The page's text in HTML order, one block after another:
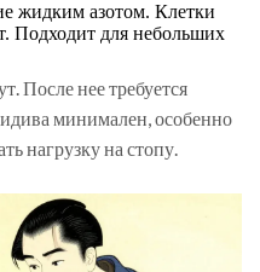
жидким азотом. Клетки
Подходит для небольших
После нее требуется
минимален, особенно
нагрузку на стопу.